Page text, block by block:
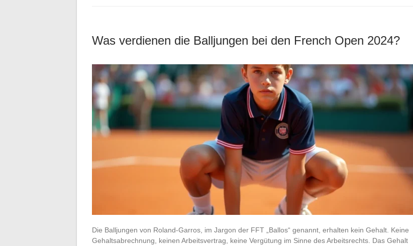
Was verdienen die Balljungen bei den French Open 2024?
Die Balljungen von Roland-Garros, im Jargon der FFT „Ballos“ genannt, erhalten kein Gehalt. Keine
Gehaltsabrechnung, keinen Arbeitsvertrag, keine Vergütung im Sinne des Arbeitsrechts. Das Gehalt